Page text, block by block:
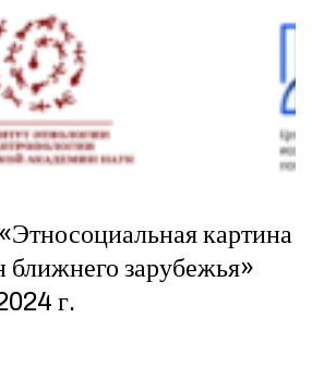
картина
ближнего зарубежья»
г.